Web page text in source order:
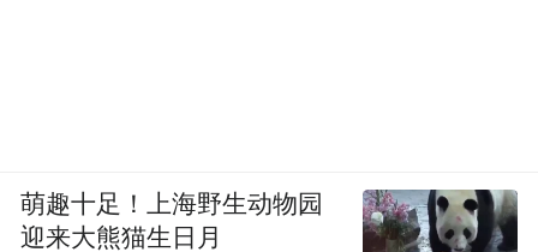
萌趣十足！上海野生动物园
迎来大熊猫生日月